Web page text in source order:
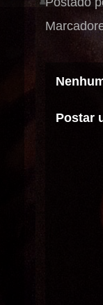
Postar